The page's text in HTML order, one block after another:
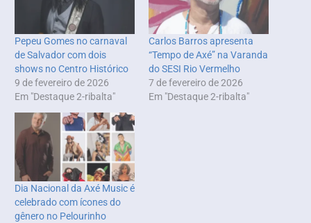
Pepeu Gomes no carnaval
de Salvador com dois
shows no Centro Histórico
9 de fevereiro de 2026
Em "Destaque 2-ribalta"
Carlos Barros apresenta
“Tempo de Axé” na Varanda
do SESI Rio Vermelho
7 de fevereiro de 2026
Em "Destaque 2-ribalta"
Dia Nacional da Axé Music é
celebrado com ícones do
gênero no Pelourinho